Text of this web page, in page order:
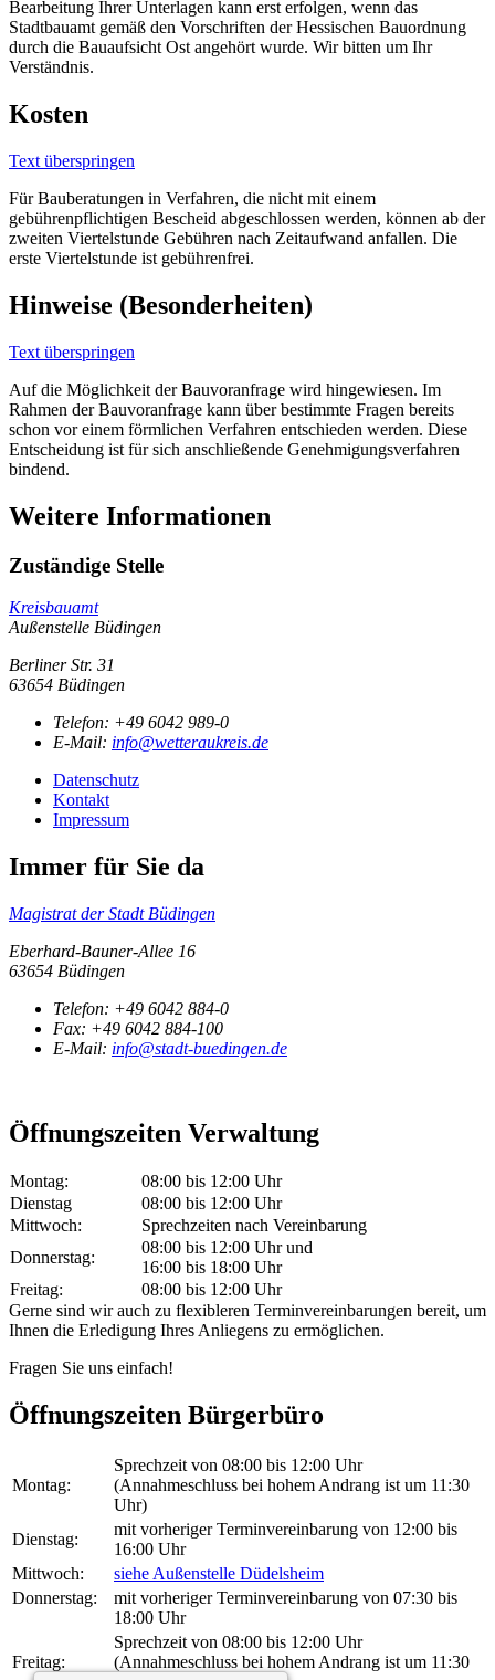
Bearbeitung Ihrer Unterlagen kann erst erfolgen, wenn das
Stadtbauamt gemäß den Vorschriften der Hessischen Bauordnung
durch die Bauaufsicht Ost angehört wurde. Wir bitten um Ihr
Verständnis.
Kosten
Text überspringen
Für Bauberatungen in Verfahren, die nicht mit einem
gebührenpflichtigen Bescheid abgeschlossen werden, können ab der
zweiten Viertelstunde Gebühren nach Zeitaufwand anfallen. Die
erste Viertelstunde ist gebührenfrei.
Hinweise (Besonderheiten)
Text überspringen
Auf die Möglichkeit der Bauvoranfrage wird hingewiesen. Im
Rahmen der Bauvoranfrage kann über bestimmte Fragen bereits
schon vor einem förmlichen Verfahren entschieden werden. Diese
Entscheidung ist für sich anschließende Genehmigungsverfahren
bindend.
Weitere Informationen
Zuständige Stelle
Kreisbauamt
Außenstelle Büdingen
Berliner Str. 31
63654 Büdingen
Telefon: +49 6042 989-0
E-Mail: info@wetteraukreis.de
Datenschutz
Kontakt
Impressum
Immer für Sie da
Magistrat der Stadt Büdingen
Eberhard-Bauner-Allee 16
63654 Büdingen
Telefon: +49 6042 884-0
Fax: +49 6042 884-100
E-Mail: info@stadt-buedingen.de
Öffnungszeiten Verwaltung
Montag:
08:00 bis 12:00 Uhr
Dienstag
08:00 bis 12:00 Uhr
Mittwoch:
Sprechzeiten nach Vereinbarung
Donnerstag:
08:00 bis 12:00 Uhr und
16:00 bis 18:00 Uhr
Freitag:
08:00 bis 12:00 Uhr
Gerne sind wir auch zu flexibleren Terminvereinbarungen bereit, um
Ihnen die Erledigung Ihres Anliegens zu ermöglichen.
Fragen Sie uns einfach!
Öffnungszeiten Bürgerbüro
Montag:
Sprechzeit von 08:00 bis 12:00 Uhr
(Annahmeschluss bei hohem Andrang ist um 11:30
Uhr)
Dienstag:
mit vorheriger Terminvereinbarung von 12:00 bis
16:00 Uhr
Mittwoch:
siehe Außenstelle Düdelsheim
Donnerstag:
mit vorheriger Terminvereinbarung von 07:30 bis
18:00 Uhr
Freitag:
Sprechzeit von 08:00 bis 12:00 Uhr
(Annahmeschluss bei hohem Andrang ist um 11:30